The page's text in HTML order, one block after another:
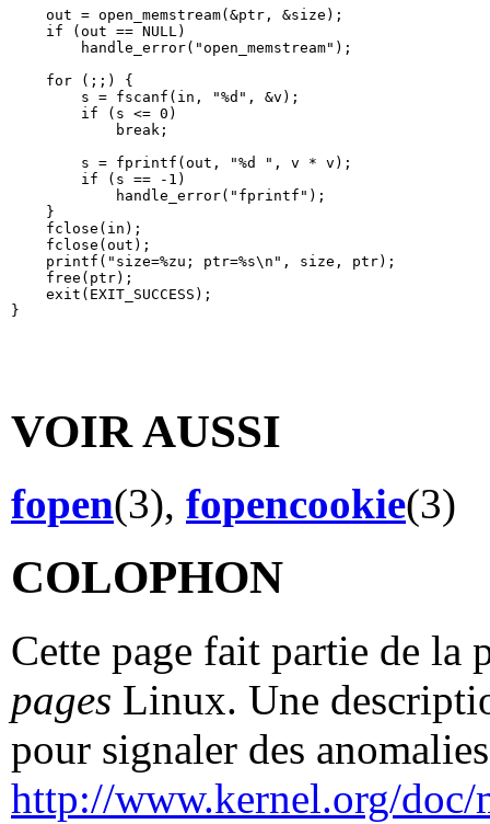
    out = open_memstream(&ptr, &size);
    if (out == NULL)
        handle_error("open_memstream");
    for (;;) {
        s = fscanf(in, "%d", &v);
        if (s <= 0)
            break;
        s = fprintf(out, "%d ", v * v);
        if (s == -1)
            handle_error("fprintf");
    }
    fclose(in);
    fclose(out);
    printf("size=%zu; ptr=%s\n", size, ptr);
    free(ptr);
    exit(EXIT_SUCCESS);
VOIR AUSSI
fopen(3), fopencookie(3)
COLOPHON
Cette page fait partie de
pages Linux. Une
pour signaler des
http://www.kernel.org/doc/